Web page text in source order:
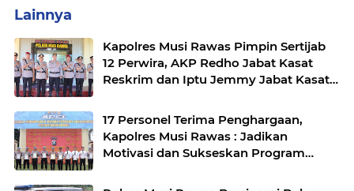
Lainnya
Kapolres Musi Rawas Pimpin Sertijab
12 Perwira, AKP Redho Jabat Kasat
Reskrim dan Iptu Jemmy Jabat Kasat
17 Personel Terima Penghargaan,
Kapolres Musi Rawas : Jadikan
Motivasi dan Sukseskan Program